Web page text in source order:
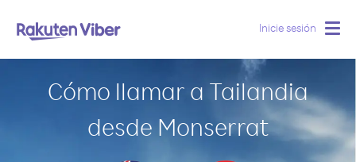
Inicie sesión
Cómo llamar a Tailandia
desde Monserrat